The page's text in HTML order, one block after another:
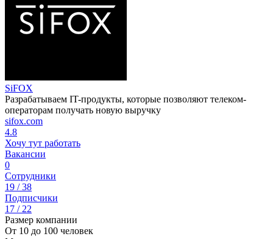
SiFOX
Разрабатываем IT-продукты, которые позволяют телеком-
операторам получать новую выручку
sifox.com
4.8
Хочу тут работать
Вакансии
0
Сотрудники
19 / 38
Подписчики
17 / 22
Размер компании
От 10 до 100 человек